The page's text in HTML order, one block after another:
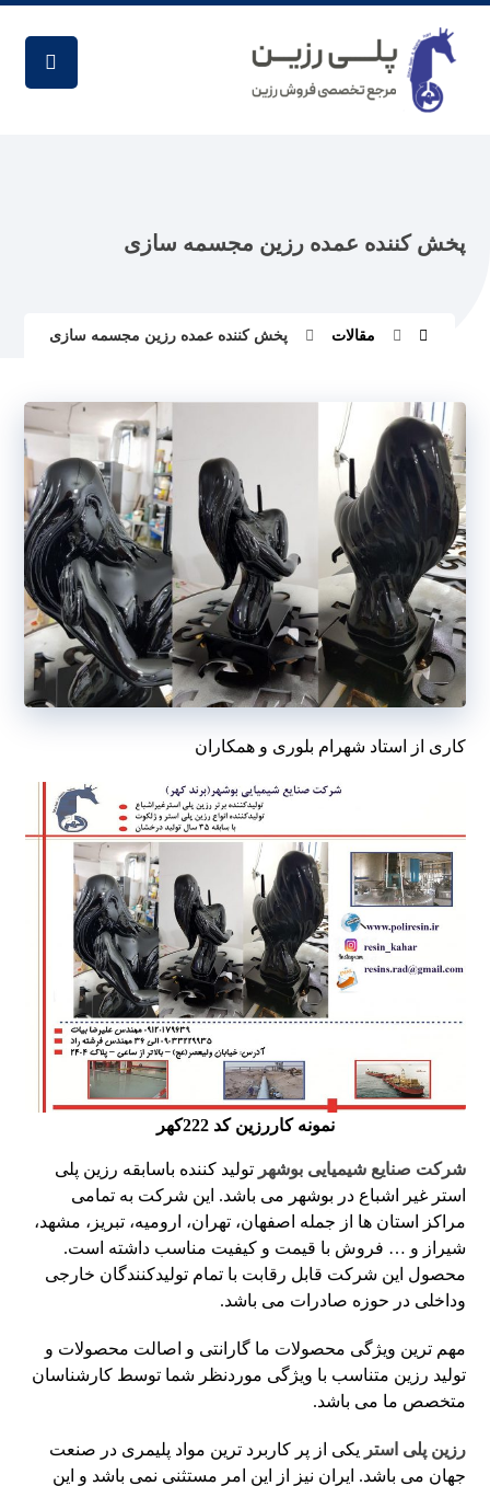
پخش کننده عمده رزین مجسمه سازی
مقالات پخش کننده عمده رزین مجسمه سازی
کاری از استاد شهرام بلوری و همکاران
نمونه کاررزین کد 222کهر
شرکت صنایع شیمیایی بوشهرتولید کننده باسابقه رزین پلی
استر غیر اشباع در بوشهر می باشد. این شرکت به تمامی
مراکز استان ها از جمله اصفهان، تهران، ارومیه، تبریز، مشهد،
شیراز و … فروش با قیمت و کیفیت مناسب داشته است.
محصول این شرکت قابل رقابت با تمام تولیدکنندگان خارجی
وداخلی در حوزه صادرات می باشد.
مهم ترین ویژگی محصولات ما گارانتی و اصالت محصولات و
تولید رزین متناسب با ویژگی موردنظر شما توسط کارشناسان
متخصص ما می باشد.
رزین پلی استر یکی از پر کاربرد ترین مواد پلیمری در صنعت
جهان می باشد. ایران نیز از این امر مستثنی نمی باشد و این